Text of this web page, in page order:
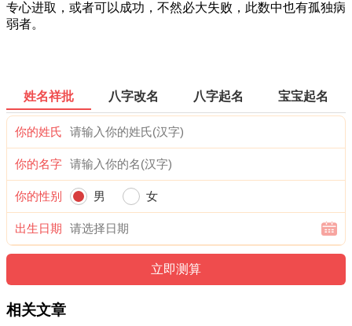
专心进取，或者可以成功，不然必大失败，此数中也有孤独病
弱者。
姓名祥批 八字改名 八字起名 宝宝起名
你的姓氏
你的名字
你的性别 男 女
出生日期
相关文章